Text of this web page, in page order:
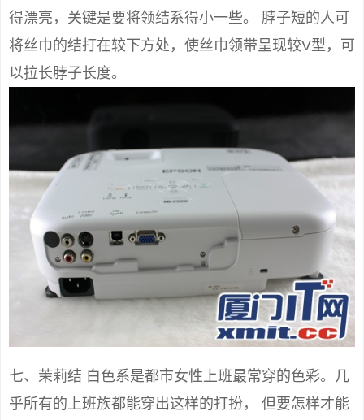
得漂亮，关键是要将领结系得小一些。 脖子短的人可
将丝巾的结打在较下方处，使丝巾领带呈现较V型，可
以拉长脖子长度。
七、茉莉结 白色系是都市女性上班最常穿的色彩。几
乎所有的上班族都能穿出这样的打扮， 但要怎样才能